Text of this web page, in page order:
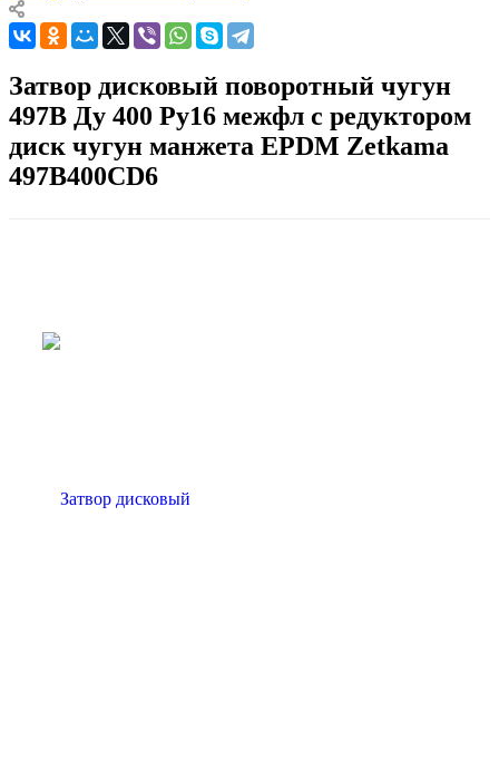
Затвор дисковый поворотный чугун
497B Ду 400 Ру16 межфл с редуктором
диск чугун манжета EPDM Zetkama
497B400CD6